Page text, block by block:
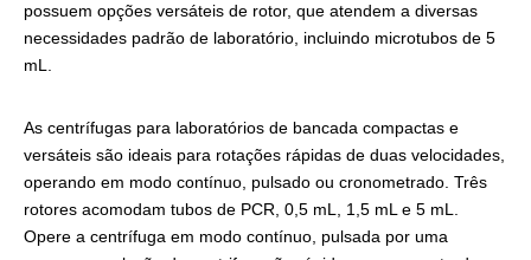
possuem opções versáteis de rotor, que atendem a diversas
necessidades padrão de laboratório, incluindo microtubos de 5
mL.
As centrífugas para laboratórios de bancada compactas e
versáteis são ideais para rotações rápidas de duas velocidades,
operando em modo contínuo, pulsado ou cronometrado. Três
rotores acomodam tubos de PCR, 0,5 mL, 1,5 mL e 5 mL.
Opere a centrífuga em modo contínuo, pulsada por uma